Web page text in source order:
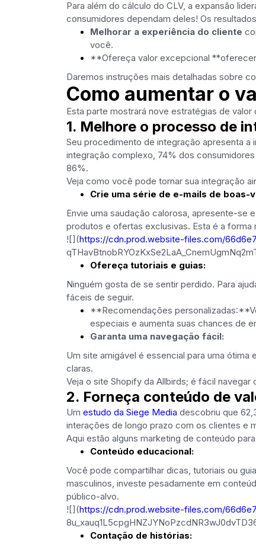
Para além do cálculo do CLV, a expansão
consumidores dependam deles! Os
Melhorar a experiência do cliente
você.
**Ofereça valor excepcional
Daremos instruções mais detalhadas sobre
Como aumentar o
Esta parte mostrará nove estratégias de
1. Melhore o processo de
Seu procedimento de integração apresenta a
integração complexo, 74% dos
86%.
Veja como você pode tornar sua integração
Crie uma série de e-mails de boas-
Envie uma saudação calorosa, apresente-
produtos e ofertas exclusivas. Esta é a forma
![](https://cdn.prod.website-files.com/
Ofereça tutoriais e guias:
Ninguém gosta de se sentir perdido. Para
fáceis de seguir.
**Recomendações
especiais e aumenta suas chances de
Garanta uma navegação fácil:
Um site amigável é essencial para uma
claras.
Veja o site Shopify da Allbirds; é fácil navegar
2. Forneça conteúdo de
Um estudo da Siege Media descobriu que
interações de longo prazo com os clientes e
Aqui estão alguns marketing de conteúdo
Conteúdo educacional:
Você pode compartilhar dicas, tutoriais ou
masculinos, investe pesadamente em
público-alvo.
![](https://cdn.prod.website-files.com/
Contação de histórias: